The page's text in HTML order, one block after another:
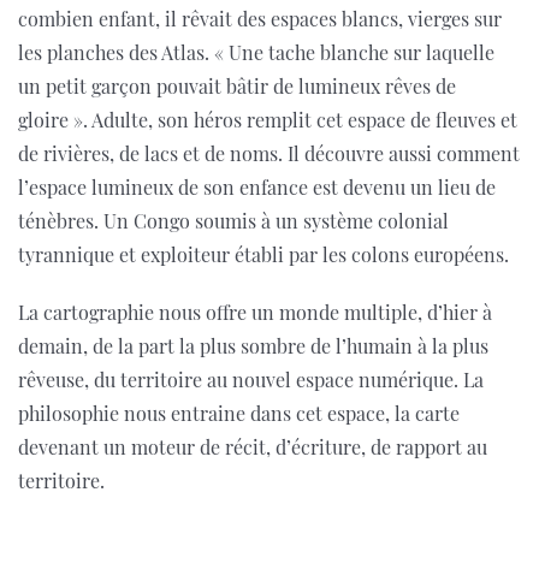
combien enfant, il rêvait des espaces blancs, vierges sur
les planches des Atlas. « Une tache blanche sur laquelle
un petit garçon pouvait bâtir de lumineux rêves de
gloire ». Adulte, son héros remplit cet espace de fleuves et
de rivières, de lacs et de noms. Il découvre aussi comment
l’espace lumineux de son enfance est devenu un lieu de
ténèbres. Un Congo soumis à un système colonial
tyrannique et exploiteur établi par les colons européens.
La cartographie nous offre un monde multiple, d’hier à
demain, de la part la plus sombre de l’humain à la plus
rêveuse, du territoire au nouvel espace numérique. La
philosophie nous entraine dans cet espace, la carte
devenant un moteur de récit, d’écriture, de rapport au
territoire.